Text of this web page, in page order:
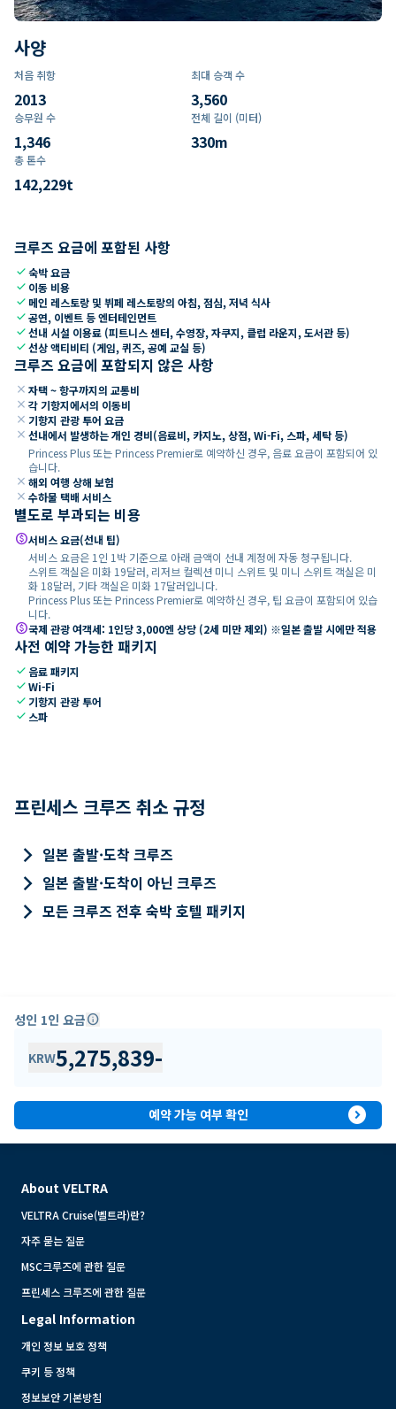
사양
처음 취항
2013
최대 승객 수
3,560
승무원 수
1,346
전체 길이 (미터)
330m
총 톤수
142,229t
크루즈 요금에 포함된 사항
check숙박 요금
check 이동 비용
check 메인 레스토랑 및 뷔페 레스토랑의 아침, 점심, 저녁 식사
check공연, 이벤트 등 엔터테인먼트
check선내 시설 이용료 (피트니스 센터, 수영장, 자쿠지, 클럽 라운지, 도서관 등)
check선상 액티비티 (게임, 퀴즈, 공예 교실 등)
크루즈 요금에 포함되지 않은 사항
close 자택 ~ 항구까지의 교통비
close 각 기항지에서의 이동비
close 기항지 관광 투어 요금
close 선내에서 발생하는 개인 경비(음료비, 카지노, 상점, Wi-Fi, 스파, 세탁 등)
Princess Plus 또는 Princess Premier로 예약하신 경우, 음료 요금이 포함되어 있
습니다.
close 해외 여행 상해 보험
close 수하물 택배 서비스
별도로 부과되는 비용
paid서비스 요금(선내 팁)
서비스 요금은 1인 1박 기준으로 아래 금액이 선내 계정에 자동 청구됩니다.
스위트 객실은 미화 19달러, 리저브 컬렉션 미니 스위트 및 미니 스위트 객실은 미
화 18달러, 기타 객실은 미화 17달러입니다.
Princess Plus 또는 Princess Premier로 예약하신 경우, 팁 요금이 포함되어 있습
니다.
paid국제 관광 여객세: 1인당 3,000엔 상당 (2세 미만 제외) ※일본 출발 시에만 적용
사전 예약 가능한 패키지
check 음료 패키지
checkWi-Fi
check 기항지 관광 투어
check 스파
프린세스 크루즈 취소 규정
keyboard_arrow_right 일본 출발·도착 크루즈
keyboard_arrow_right 일본 출발·도착이 아닌 크루즈
keyboard_arrow_right 모든 크루즈 전후 숙박 호텔 패키지
성인 1인 요금info
KRW5,275,839-
예약 가능 여부 확인 expand_circle_right
About VELTRA
VELTRA Cruise(벨트라)란?
자주 묻는 질문
MSC크루즈에 관한 질문
프린세스 크루즈에 관한 질문
Legal Information
개인 정보 보호 정책
쿠키 등 정책
정보보안 기본방침